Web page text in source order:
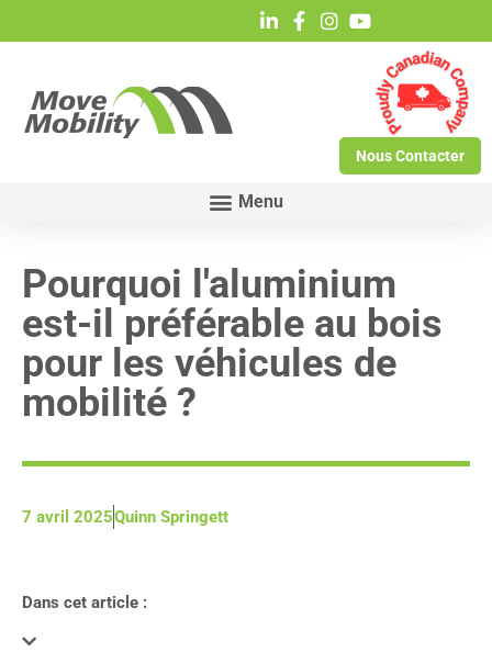
Nous Contacter
Pourquoi l'aluminium
est-il préférable au bois
pour les véhicules de
mobilité ?
7 avril 2025Quinn Springett
Dans cet article :